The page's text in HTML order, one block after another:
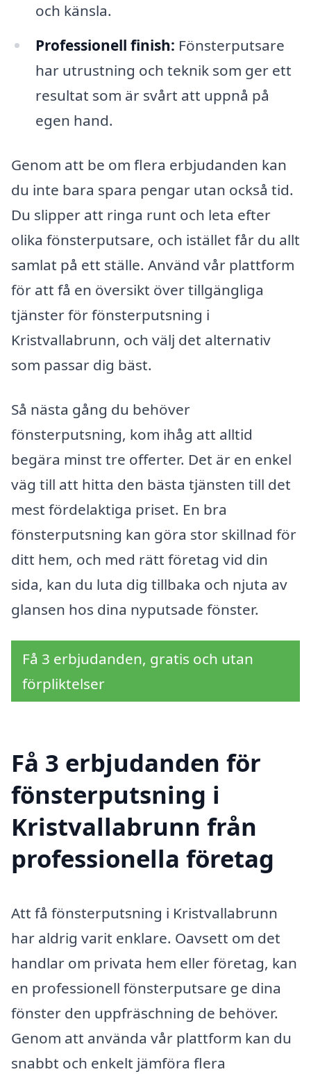
och känsla.
Professionell finish: Fönsterputsare
har utrustning och teknik som ger ett
resultat som är svårt att uppnå på
egen hand.
Genom att be om flera erbjudanden kan
du inte bara spara pengar utan också tid.
Du slipper att ringa runt och leta efter
olika fönsterputsare, och istället får du allt
samlat på ett ställe. Använd vår plattform
för att få en översikt över tillgängliga
tjänster för fönsterputsning i
Kristvallabrunn, och välj det alternativ
som passar dig bäst.
Så nästa gång du behöver
fönsterputsning, kom ihåg att alltid
begära minst tre offerter. Det är en enkel
väg till att hitta den bästa tjänsten till det
mest fördelaktiga priset. En bra
fönsterputsning kan göra stor skillnad för
ditt hem, och med rätt företag vid din
sida, kan du luta dig tillbaka och njuta av
glansen hos dina nyputsade fönster.
Få 3 erbjudanden, gratis och utan
förpliktelser
Få 3 erbjudanden för
fönsterputsning i
Kristvallabrunn från
professionella företag
Att få fönsterputsning i Kristvallabrunn
har aldrig varit enklare. Oavsett om det
handlar om privata hem eller företag, kan
en professionell fönsterputsare ge dina
fönster den uppfräschning de behöver.
Genom att använda vår plattform kan du
snabbt och enkelt jämföra flera